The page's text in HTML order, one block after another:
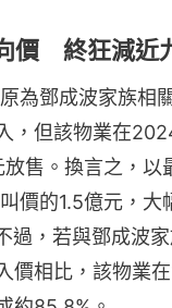
價 終狂減近
為鄧成波家族相
，但該物業在
售。換言之，以
價的1.5億元，大
過，若與鄧成波
價相比，該物業